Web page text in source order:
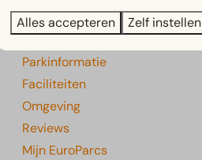
Navigatie
Parkinformatie
Faciliteiten
Omgeving
Reviews
Mijn EuroParcs
Alles accepteren Zelf instellen